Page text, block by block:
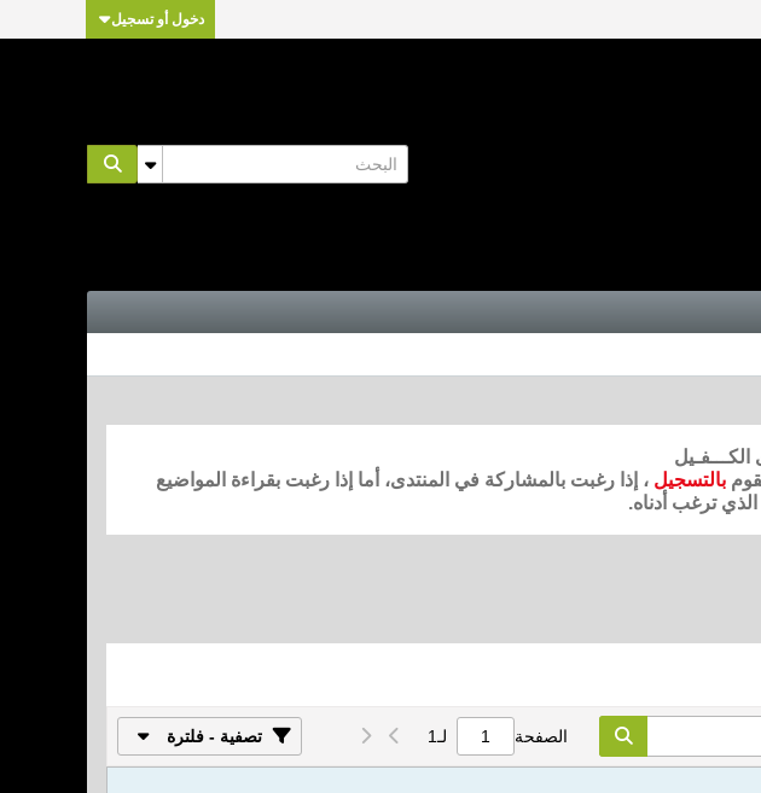
دخول أو تسجيل
بالتسجيل ، إذا رغبت بالمشاركة في المنتدى، أما إذا رغبت بقراءة المواضيع
ترغب أدناه.
الصفحة لـ1 تصفية - فلترة